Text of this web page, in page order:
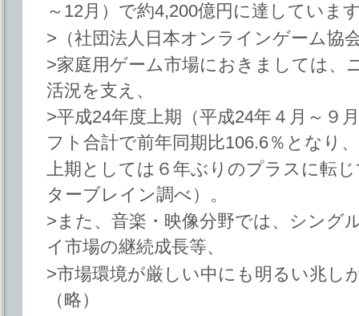
～12月）で約4,200億円に達していま
>（社団法人日本オンラインゲーム協
>家庭用ゲーム市場におきましては、
活況を支え、
>平成24年度上期（平成24年４月～９
フト合計で前年同期比106.6％となり、
上期としては６年ぶりのプラスに転
ターブレイン調べ）。
>また、音楽・映像分野では、シング
イ市場の継続成長等、
>市場環境が厳しい中にも明るい兆し
（略）